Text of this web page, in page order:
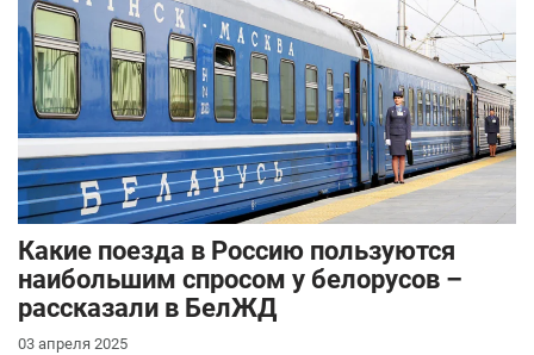
Какие поезда в Россию пользуются
наибольшим спросом у белорусов –
рассказали в БелЖД
03 апреля 2025